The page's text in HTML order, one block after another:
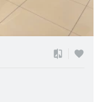
compare favorite